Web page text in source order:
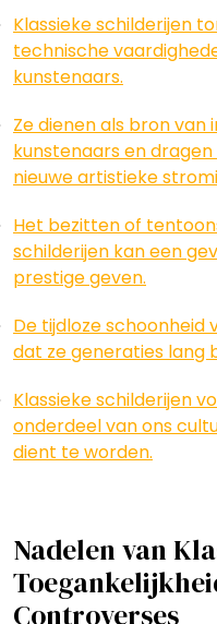
Klassieke schilderijen
technische
kunstenaars.
Ze dienen als bron
kunstenaars en
nieuwe artistieke
Het bezitten of
schilderijen kan een
prestige geven.
De tijdloze
dat ze generaties lang
Klassieke schilderijen
onderdeel van ons
dient te worden.
Nadelen van
Controverses